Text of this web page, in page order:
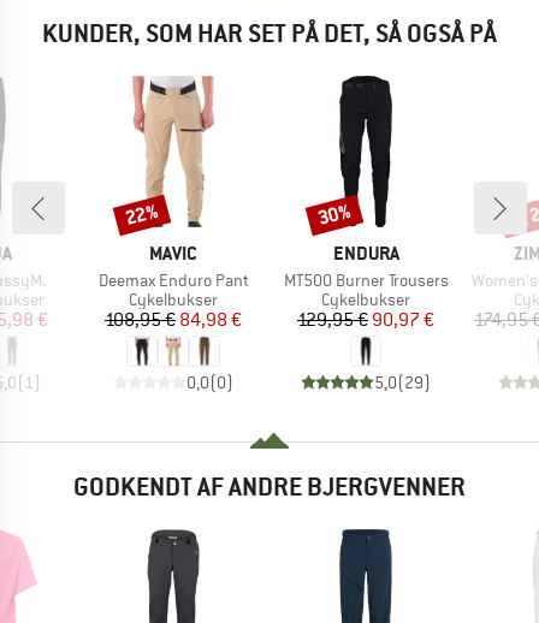
KUNDER, SOM HAR SET PÅ DET, SÅ OGSÅ PÅ
pris
€
(1 )
MÆRKE
MAVIC
Artikel
Deemax Enduro Pant
Produktgruppe
Cykelbukser
Pris
108,95 €Nedsat pris
84,98 €
0,0(0)
Rabat
22%
MÆRKE
ENDURA
Artikel
MT500 Burner Trousers
Produktgruppe
Cykelbukser
Pris
129,95 €Nedsat pris
90,97 €
5,0(29)
Rabat
30%
Artikel
174,95
GODKENDT AF ANDRE BJERGVENNER